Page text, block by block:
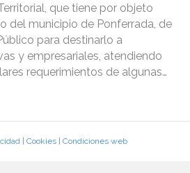
que tiene por objeto
del municipio de Ponferrada, de
para destinarlo a
y empresariales, atendiendo
requerimientos de algunas…
| Cookies| Condiciones web